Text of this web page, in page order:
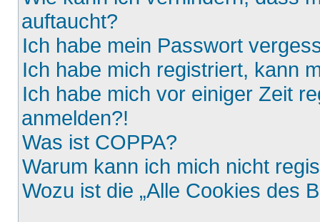
auftaucht?
Ich habe mein Passwort
Ich habe mich registriert, kann
Ich habe mich vor einiger Zeit
anmelden?!
Was ist COPPA?
Warum kann ich mich nicht
Wozu ist die „Alle Cookies des